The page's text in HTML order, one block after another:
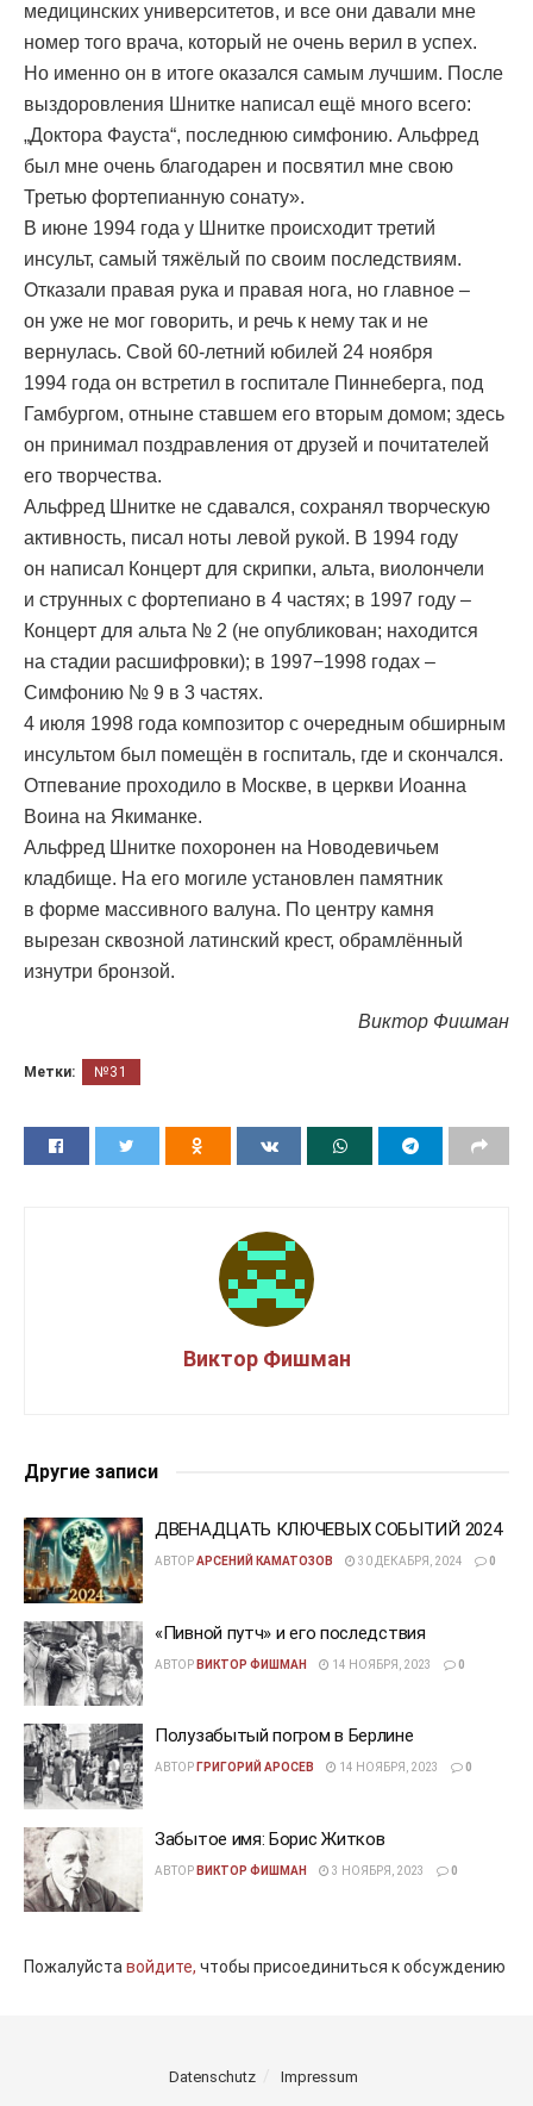
медицинских университетов, и все они давали мне
номер того врача, который не очень верил в успех.
Но именно он в итоге оказался самым лучшим. После
выздоровления Шнитке написал ещё много всего:
„Доктора Фауста“, последнюю симфонию. Альфред
был мне очень благодарен и посвятил мне свою
Третью фортепианную сонату».
В июне 1994 года у Шнитке происходит третий
инсульт, самый тяжёлый по своим последствиям.
Отказали правая рука и правая нога, но главное –
он уже не мог говорить, и речь к нему так и не
вернулась. Свой 60-летний юбилей 24 ноября
1994 года он встретил в госпитале Пиннеберга, под
Гамбургом, отныне ставшем его вторым домом; здесь
он принимал поздравления от друзей и почитателей
его творчества.
Альфред Шнитке не сдавался, сохранял творческую
активность, писал ноты левой рукой. В 1994 году
он написал Концерт для скрипки, альта, виолончели
и струнных с фортепиано в 4 частях; в 1997 году –
Концерт для альта № 2 (не опубликован; находится
на стадии расшифровки); в 1997−1998 годах –
Симфонию № 9 в 3 частях.
4 июля 1998 года композитор с очередным обширным
инсультом был помещён в госпиталь, где и скончался.
Отпевание проходило в Москве, в церкви Иоанна
Воина на Якиманке.
Альфред Шнитке похоронен на Новодевичьем
кладбище. На его могиле установлен памятник
в форме массивного валуна. По центру камня
вырезан сквозной латинский крест, обрамлённый
изнутри бронзой.
Виктор Фишман
Метки: №31
Виктор Фишман
Другие записи
ДВЕНАДЦАТЬ КЛЮЧЕВЫХ СОБЫТИЙ 2024
АВТОРАРСЕНИЙ КАМАТОЗОВ 30 ДЕКАБРЯ, 2024 0
«Пивной путч» и его последствия
АВТОР ВИКТОР ФИШМАН 14 НОЯБРЯ, 2023 0
Полузабытый погром в Берлине
АВТОР ГРИГОРИЙ АРОСЕВ 14 НОЯБРЯ, 2023 0
Забытое имя: Борис Житков
АВТОР ВИКТОР ФИШМАН 3 НОЯБРЯ, 2023 0
Пожалуйставойдите, чтобы присоединиться к обсуждению
Datenschutz Impressum